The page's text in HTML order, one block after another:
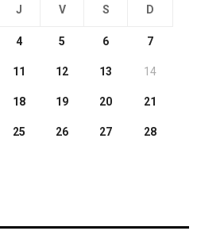
J V S D
4 5 6 7
11 12 13 14
18 19 20 21
25 26 27 28